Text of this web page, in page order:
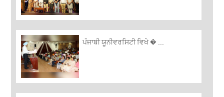
ਪੰਜਾਬੀ ਯੂਨੀਵਰਸਿਟੀ ਵਿਖੇ � ...